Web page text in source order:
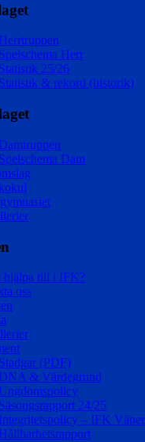
Herrtruppen
Spelschema Herr
Statistik 25/26
Statistik & rekord (historik)
Damtruppen
Spelschema Dam
hjälpa till i IFK?
oss
Stadgar (PDF)
DNA & Värdegrund
Ungdomspolicy
Säsongsrapport 24/25
Integritetspolicy – IFK
Hållbarhetsrapport